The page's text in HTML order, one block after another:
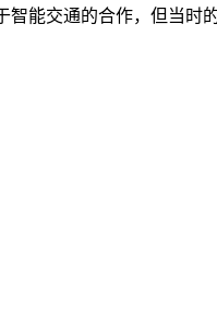
能交通的合作，但当时